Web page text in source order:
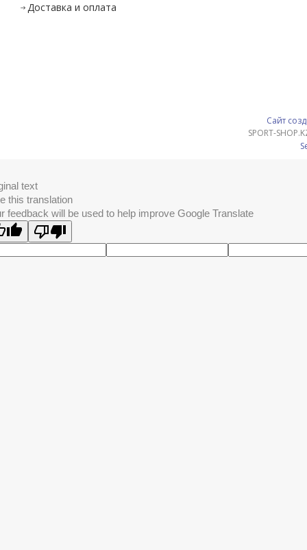
Доставка и оплата
Сайт
SPORT-
text
this translation
feedback will be used to help improve Google Translate